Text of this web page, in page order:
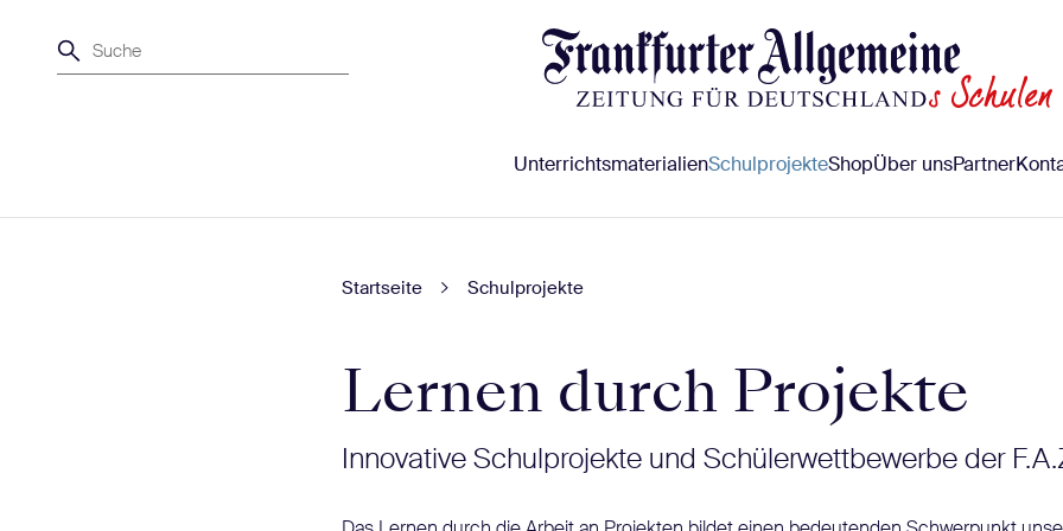
Suche
UnterrichtsmaterialienSchulprojekteShopÜber unsPartner
Startseite Schulprojekte
Lernen durch Projekte
Innovative Schulprojekte und Schülerwettbewerbe der